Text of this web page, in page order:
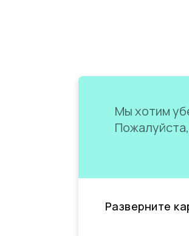
Мы хотим
Разверните